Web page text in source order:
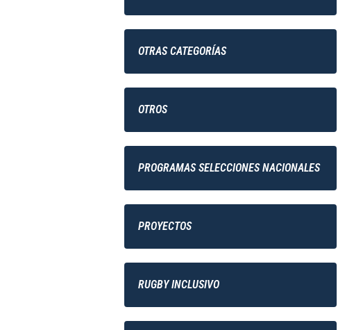
OTRAS CATEGORÍAS
OTROS
PROGRAMAS SELECCIONES NACIONALES
PROYECTOS
RUGBY INCLUSIVO